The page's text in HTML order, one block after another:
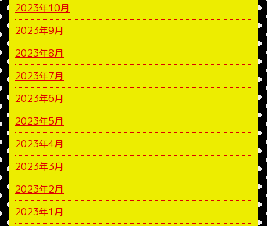
2023年10月
2023年9月
2023年8月
2023年7月
2023年6月
2023年5月
2023年4月
2023年3月
2023年2月
2023年1月